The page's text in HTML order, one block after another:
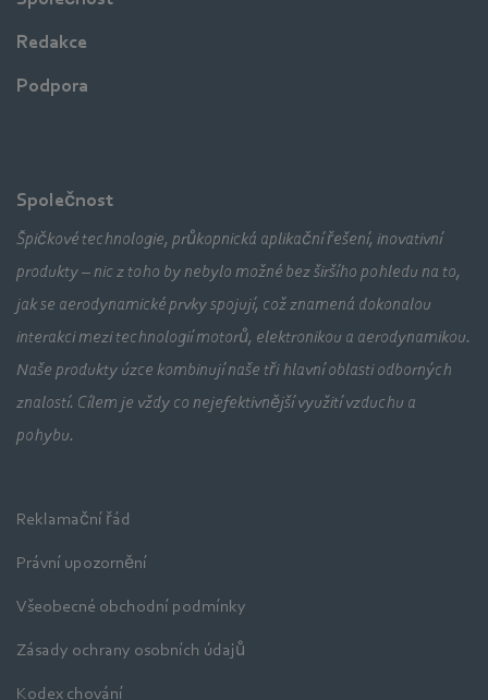
Redakce
Podpora
Společnost
Špičkové technologie, průkopnická aplikační řešení, inovativní
produkty – nic z toho by nebylo možné bez širšího pohledu na to,
jak se aerodynamické prvky spojují, což znamená dokonalou
interakci mezi technologií motorů, elektronikou a aerodynamikou.
Naše produkty úzce kombinují naše tři hlavní oblasti odborných
znalostí. Cílem je vždy co nejefektivnější využití vzduchu a
pohybu.
Reklamační řád
Právní upozornění
Všeobecné obchodní podmínky
Zásady ochrany osobních údajů
Kodex chování